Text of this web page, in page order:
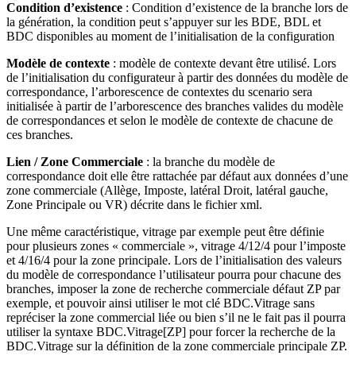
Condition d’existence : Condition d’existence de la branche lors de
la génération, la condition peut s’appuyer sur les BDE, BDL et
BDC disponibles au moment de l’initialisation de la configuration
Modèle de contexte : modèle de contexte devant être utilisé. Lors
de l’initialisation du configurateur à partir des données du modèle de
correspondance, l’arborescence de contextes du scenario sera
initialisée à partir de l’arborescence des branches valides du modèle
de correspondances et selon le modèle de contexte de chacune de
ces branches.
Lien / Zone Commerciale : la branche du modèle de
correspondance doit elle être rattachée par défaut aux données d’une
zone commerciale (Allège, Imposte, latéral Droit, latéral gauche,
Zone Principale ou VR) décrite dans le fichier xml.
Une même caractéristique, vitrage par exemple peut être définie
pour plusieurs zones « commerciale », vitrage 4/12/4 pour l’imposte
et 4/16/4 pour la zone principale. Lors de l’initialisation des valeurs
du modèle de correspondance l’utilisateur pourra pour chacune des
branches, imposer la zone de recherche commerciale défaut ZP par
exemple, et pouvoir ainsi utiliser le mot clé BDC.Vitrage sans
repréciser la zone commercial liée ou bien s’il ne le fait pas il pourra
utiliser la syntaxe BDC.Vitrage[ZP] pour forcer la recherche de la
BDC.Vitrage sur la définition de la zone commerciale principale ZP.